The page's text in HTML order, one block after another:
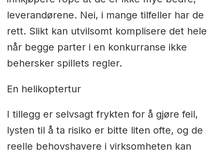
leverandørene. Nei, i mange tilfeller har de
rett. Slikt kan utvilsomt komplisere det hele
når begge parter i en konkurranse ikke
behersker spillets regler.
En helikoptertur
I tillegg er selvsagt frykten for å gjøre feil,
lysten til å ta risiko er bitte liten ofte, og de
reelle behovshavere i virksomheten kan